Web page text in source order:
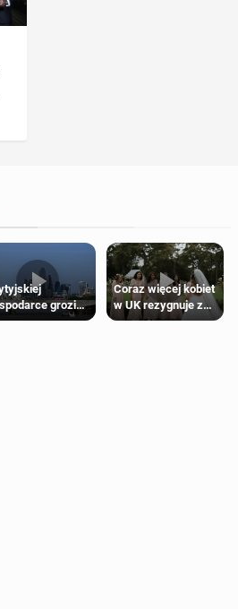
grozi
jeśli
Coraz więcej kobiet
w UK rezygnuje z
roli druhny na